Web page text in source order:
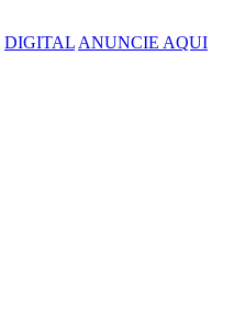
DIGITAL ANUNCIE AQUI